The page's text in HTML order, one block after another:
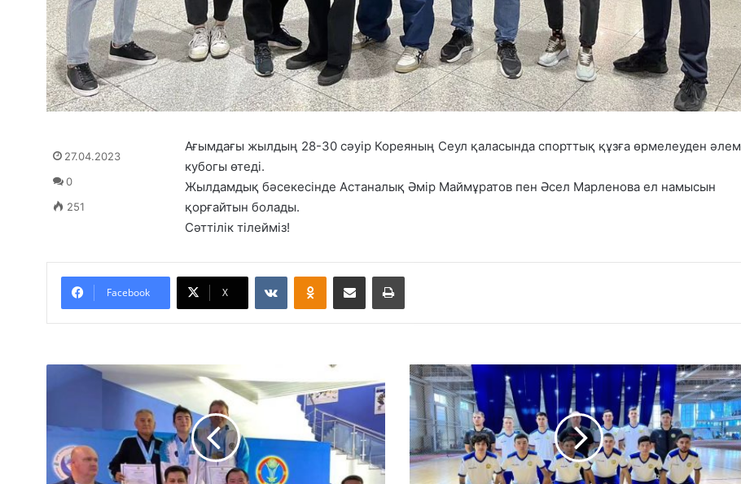
Ағымдағы жылдың 28-30 сәуір Кореяның Сеул қаласында спорттық құзға өрмелеуден әлем
кубогы өтеді.
Жылдамдық бәсекесінде Астаналық Әмір Маймұратов пен Әсел Марленова ел намысын
қорғайтын болады.
Сәттілік тілейміз!
27.04.2023
0
251
Facebook X
к
е
Ф
у
з
а
л